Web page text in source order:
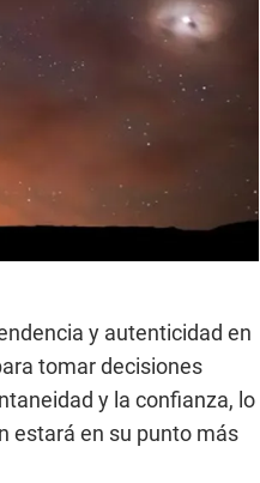
y autenticidad en
tomar decisiones
y la confianza, lo
estará en su punto más